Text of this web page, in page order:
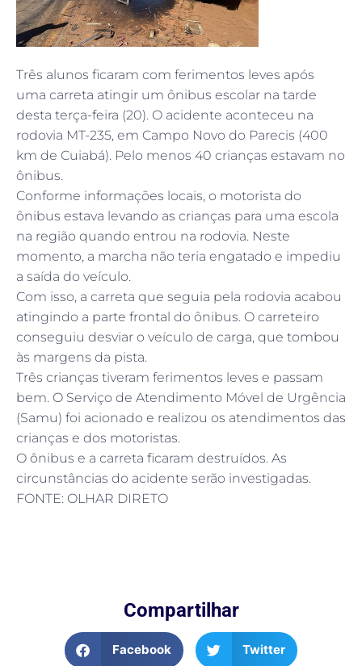
Três alunos ficaram com ferimentos leves após
uma carreta atingir um ônibus escolar na tarde
desta terça-feira (20). O acidente aconteceu na
rodovia MT-235, em Campo Novo do Parecis (400
km de Cuiabá). Pelo menos 40 crianças estavam no
ônibus.
Conforme informações locais, o motorista do
ônibus estava levando as crianças para uma escola
na região quando entrou na rodovia. Neste
momento, a marcha não teria engatado e impediu
a saída do veículo.
Com isso, a carreta que seguia pela rodovia acabou
atingindo a parte frontal do ônibus. O carreteiro
conseguiu desviar o veículo de carga, que tombou
às margens da pista.
Três crianças tiveram ferimentos leves e passam
bem. O Serviço de Atendimento Móvel de Urgência
(Samu) foi acionado e realizou os atendimentos das
crianças e dos motoristas.
O ônibus e a carreta ficaram destruídos. As
circunstâncias do acidente serão investigadas.
FONTE: OLHAR DIRETO
Compartilhar
Facebook Twitter